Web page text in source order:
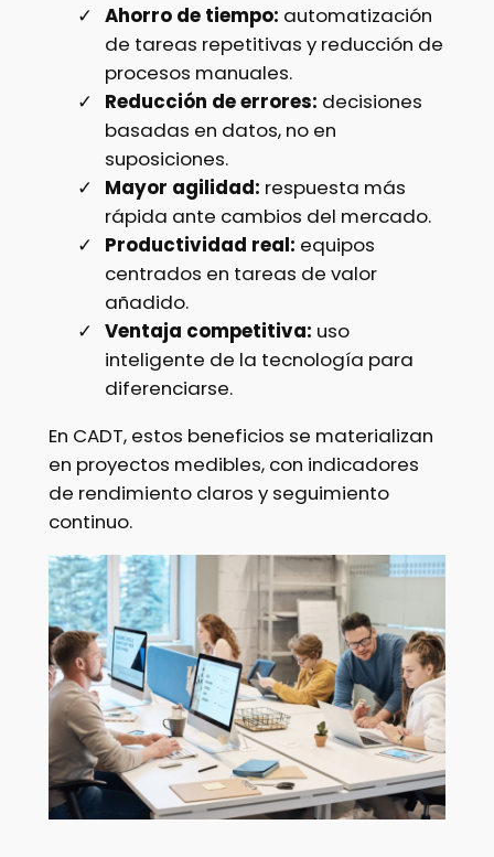
Ahorro de tiempo: automatización
de tareas repetitivas y reducción de
procesos manuales.
Reducción de errores: decisiones
basadas en datos, no en
suposiciones.
Mayor agilidad: respuesta más
rápida ante cambios del mercado.
Productividad real: equipos
centrados en tareas de valor
añadido.
Ventaja competitiva: uso
inteligente de la tecnología para
diferenciarse.
En CADT, estos beneficios se materializan
en proyectos medibles, con indicadores
de rendimiento claros y seguimiento
continuo.